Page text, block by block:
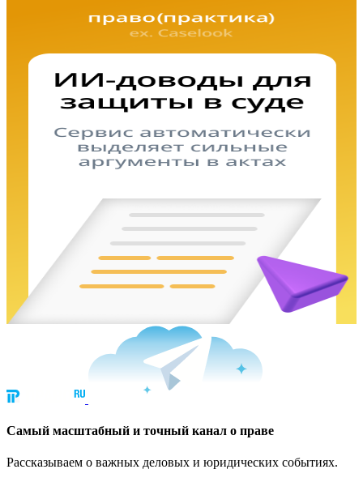
Cамый масштабный и точный канал о праве
Рассказываем о важных деловых и юридических событиях.